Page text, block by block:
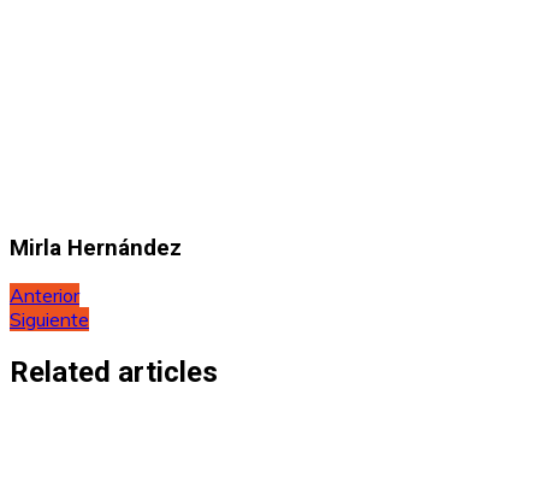
Mirla Hernández
Navegación
de
entradas
Anterior
Siguiente
Related articles